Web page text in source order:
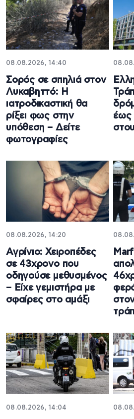
08.08.2026, 14:40
Σορός σε σπηλιά στον
Λυκαβηττό: Η
ιατροδικαστική θα
ρίξει φως στην
υπόθεση – Δείτε
φωτογραφίες
έως
08.08.2026, 14:20
Αγρίνιο: Χειροπέδες
σε 43χρονο που
οδηγούσε μεθυσμένος
– Είχε γεμιστήρα με
σφαίρες στο αμάξι
08.08.2026, 14:04